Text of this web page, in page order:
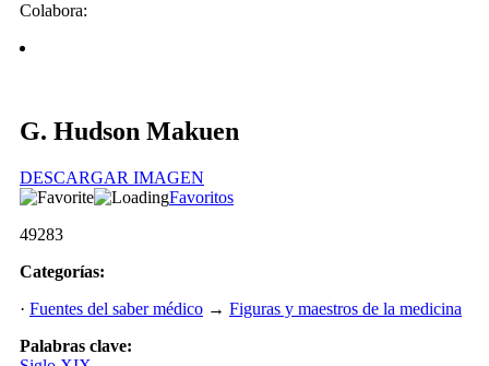
Colabora:
G. Hudson Makuen
DESCARGAR IMAGEN
Favoritos
49283
Categorías:
· Fuentes del saber médico → Figuras y maestros de la medicina
Palabras clave: